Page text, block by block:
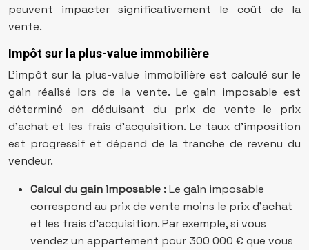
peuvent impacter significativement le coût de la
vente.
Impôt sur la plus-value immobilière
L’impôt sur la plus-value immobilière est calculé sur le
gain réalisé lors de la vente. Le gain imposable est
déterminé en déduisant du prix de vente le prix
d’achat et les frais d’acquisition. Le taux d’imposition
est progressif et dépend de la tranche de revenu du
vendeur.
Calcul du gain imposable :Le gain imposable
correspond au prix de vente moins le prix d’achat
et les frais d’acquisition. Par exemple, si vous
vendez un appartement pour 300 000 € que vous